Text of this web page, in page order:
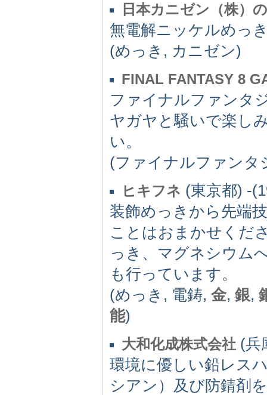
日本カニゼン（株）
無電解ニッケルめっ
(めっき, カニゼン)
FINAL FANTASY 8
ファイナルファンタ
ヤガヤと騒いで楽し
い。
(ファイナルファンタ
ヒキフネ (東京都) -
装飾めっきから先端
ことはおまかせくだ
っき、マグネシウム
も行っています。
(めっき, 電鋳, 金, 銀,
能)
大和化成株式会社 (兵
環境に優しい鉛レス
シアン）及び防錆剤